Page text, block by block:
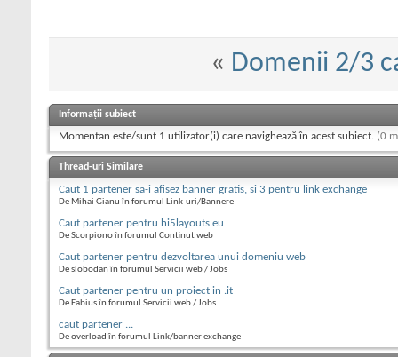
« Domenii 2/3
Informații subiect
Momentan este/sunt 1 utilizator(i) care navighează în acest subiect. (0
Thread-uri Similare
Caut 1 partener sa-i afisez banner gratis, si 3 pentru link exchange
De Mihai Gianu în forumul Link-uri/Bannere
Caut partener pentru hi5layouts.eu
De Scorpiono în forumul Continut web
Caut partener pentru dezvoltarea unui domeniu web
De slobodan în forumul Servicii web / Jobs
Caut partener pentru un proiect in .it
De Fabius în forumul Servicii web / Jobs
caut partener ...
De overload în forumul Link/banner exchange